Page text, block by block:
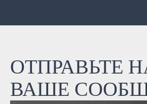
ОТПРАВЬТЕ
ВАШЕ